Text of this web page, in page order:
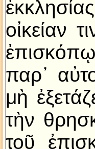
οἰκείαν
ἐπισκόπῳ
παρ᾿
μὴ
τὴν
τοῦ